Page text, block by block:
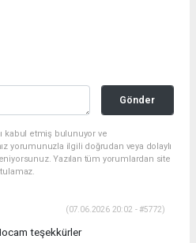
Gönder
kabul etmiş bulunuyor ve
yorumunuzla ilgili doğrudan veya dolaylı
Yazılan tüm yorumlardan site
(07.06.2026 20:02 - #5772)
teşekkürler